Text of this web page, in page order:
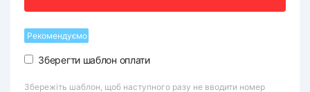
Рекомендуємо
Зберегти шаблон оплати
Збережіть шаблон, щоб наступного разу не вводити номер